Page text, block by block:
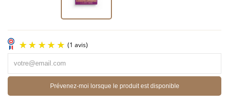
Prévenez-moi lorsque le produit est disponible